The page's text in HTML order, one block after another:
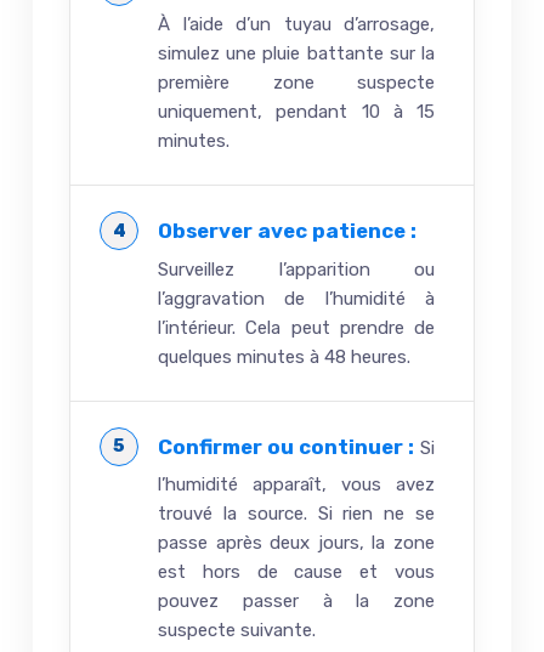
À l’aide d’un tuyau d’arrosage,
simulez une pluie battante sur la
première zone suspecte
uniquement, pendant 10 à 15
minutes.
Observer avec patience :
Surveillez l’apparition ou
l’aggravation de l’humidité à
l’intérieur. Cela peut prendre de
quelques minutes à 48 heures.
Confirmer ou continuer : Si
l’humidité apparaît, vous avez
trouvé la source. Si rien ne se
passe après deux jours, la zone
est hors de cause et vous
pouvez passer à la zone
suspecte suivante.